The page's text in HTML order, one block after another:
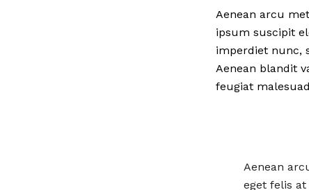
Aenean arcu
ipsum suscipit
imperdiet nunc,
Aenean blandit
feugiat
Aenean
eget felis